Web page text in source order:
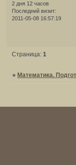
2 дня 12 часов
Последний визит:
2011-05-08 16:57:19
Страница:1
»Математика.